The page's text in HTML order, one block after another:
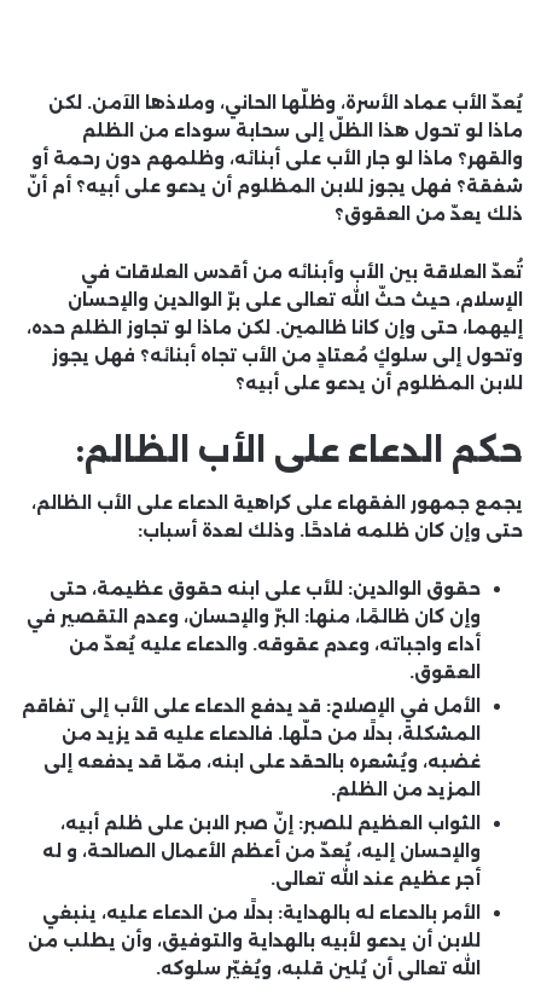
يُعدّ الأب عماد الأسرة، وظلّها الحاني، وملاذها الآمن. لكن
ماذا لو تحول هذا الظلّ إلى سحابة سوداء من الظلم
والقهر؟ ماذا لو جار الأب على أبنائه، وظلمهم دون رحمة أو
شفقة؟ فهل يجوز للابن المظلوم أن يدعو على أبيه؟ أم أنّ
ذلك يعدّ من العقوق؟
تُعدّ العلاقة بين الأب وأبنائه من أقدس العلاقات في
الإسلام، حيث حثّ الله تعالى على برّ الوالدين والإحسان
إليهما، حتى وإن كانا ظالمين. لكن ماذا لو تجاوز الظلم حده،
وتحول إلى سلوكٍ مُعتادٍ من الأب تجاه أبنائه؟ فهل يجوز
للابن المظلوم أن يدعو على أبيه؟
حكم الدعاء على الأب الظالم:
يجمع جمهور الفقهاء على كراهية الدعاء على الأب الظالم،
حتى وإن كان ظلمه فادحًا. وذلك لعدة أسباب:
حقوق الوالدين: للأب على ابنه حقوق عظيمة، حتى
وإن كان ظالمًا، منها: البرّ والإحسان، وعدم التقصير في
أداء واجباته، وعدم عقوقه. والدعاء عليه يُعدّ من
العقوق.
الأمل في الإصلاح: قد يدفع الدعاء على الأب إلى تفاقم
المشكلة، بدلًا من حلّها. فالدعاء عليه قد يزيد من
غضبه، ويُشعره بالحقد على ابنه، ممّا قد يدفعه إلى
المزيد من الظلم.
الثواب العظيم للصبر: إنّ صبر الابن على ظلم أبيه،
والإحسان إليه، يُعدّ من أعظم الأعمال الصالحة، و له
أجر عظيم عند الله تعالى.
الأمر بالدعاء له بالهداية: بدلًا من الدعاء عليه، ينبغي
للابن أن يدعو لأبيه بالهداية والتوفيق، وأن يطلب من
الله تعالى أن يُلين قلبه، ويُغيّر سلوكه.